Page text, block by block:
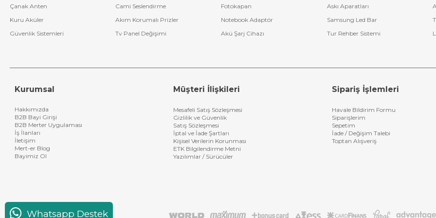
Çanak Anten
Cami Seslendirme Fotokapan Askı Aparatları
Kuru Aküler
Akım Korumalı Prizler Notebook Adaptör Samsung Led Bar
Güvenlik Sistemleri
Tv Panel Değişimi Akü Şarj Cihazı Tur Rehber Sistemi
Kurumsal
Hakkımızda
B2B Bayi Girişi
B2B Merter Uygulaması
İş İlanları
İletişim
Mert-er Blog
Bayimiz Ol
Müşteri İlişkileri
Mesafeli Satış Sözleşmesi
Gizlilik ve Güvenlik
Satış Sözleşmesi
İptal ve İade Şartları
Kişisel Verilerin Korunması
ETK Bilgilendirme Metni
Yazılımlar / Sürücüler
Sipariş İşlemleri
Havale Bildirim Formu
Siparişlerim
Sepetim
İade / Değişim Talebi
Toptan Alışveriş
Whatsapp Destek